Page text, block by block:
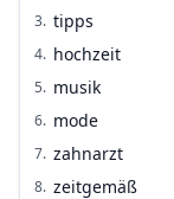
3. tipps
4. hochzeit
5. musik
6. mode
7. zahnarzt
8. zeitgemäß